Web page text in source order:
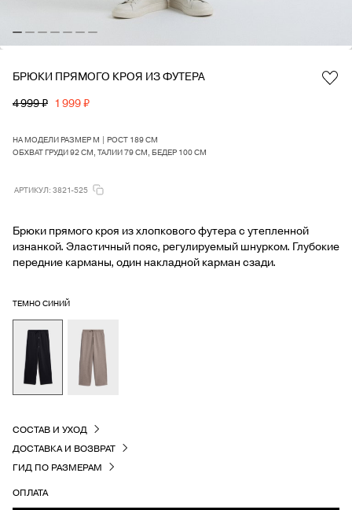
БРЮКИ ПРЯМОГО КРОЯ ИЗ ФУТЕРА
4 999 ₽ 1 999 ₽
НА МОДЕЛИ РАЗМЕР M | РОСТ 189 СМ
ОБХВАТ ГРУДИ 92 СМ, ТАЛИИ 79 СМ, БЕДЕР 100 СМ
АРТИКУЛ: 3821-525
Брюки прямого кроя из хлопкового футера с утепленной
изнанкой. Эластичный пояс, регулируемый шнурком. Глубокие
передние карманы, один накладной карман сзади.
ТЕМНО СИНИЙ
СОСТАВ И УХОД
ДОСТАВКА И ВОЗВРАТ
ГИД ПО РАЗМЕРАМ
ОПЛАТА